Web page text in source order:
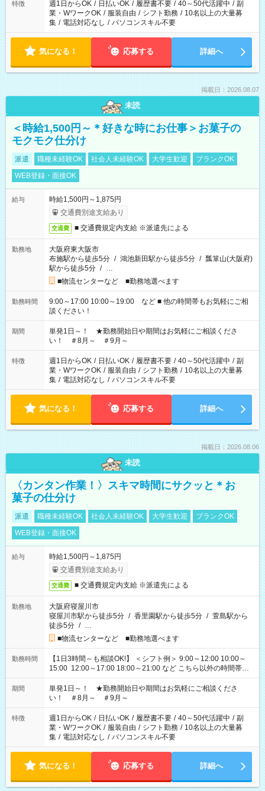
特徴 週1日からOK / 日払いOK / 履歴書不要 / 40～50代活躍中 / 副
業・WワークOK / 服装自由 / シフト勤務 / 10名以上の大量募
集 / 電話対応なし / パソコンスキル不要
気になる！ 応募する 詳細へ
掲載日：2026.08.07
未読
＜時給1,500円～＊好きな時にお仕事＞お菓子の
モクモク仕分け
派遣 職種未経験OK 社会人未経験OK 大学生歓迎
ブランクOK
WEB登録・面接OK
給与
時給1,500円～1,875円
交通費別途支給あり
交通費 ■ 交通費規定内支給 ※派遣先による
勤務地
大阪府東大阪市
布施駅から徒歩5分 / 鴻池新田駅から徒歩5分 / 瓢箪山(大阪府)
駅から徒歩5分 / …
■物流センターなど ■勤務地選べます
勤務時間
9:00～17:00 10:00～19:00 など ■ 他の時間帯もお気軽にご相
談ください！
期間
単発1日～！ ★勤務開始日や期間はお気軽にご相談くださ
い！ ＃8月～ ＃9月～
特徴 週1日からOK / 日払いOK / 履歴書不要 / 40～50代活躍中 / 副
業・WワークOK / 服装自由 / シフト勤務 / 10名以上の大量募
集 / 電話対応なし / パソコンスキル不要
気になる！ 応募する 詳細へ
掲載日：2026.08.06
未読
〈カンタン作業！〉スキマ時間にサクッと＊お
菓子の仕分け
派遣 職種未経験OK 社会人未経験OK 大学生歓迎
ブランクOK
WEB登録・面接OK
給与
時給1,500円～1,875円
交通費別途支給あり
交通費 ■ 交通費規定内支給 ※派遣先による
勤務地
大阪府寝屋川市
寝屋川市駅から徒歩5分 / 香里園駅から徒歩5分 / 萱島駅から
徒歩5分 / …
■物流センターなど ■勤務地選べます
勤務時間
【1日3時間～も相談OK!】 ＜シフト例＞ 9:00～12:00 10:00～
15:00 12:00～17:00 18:00～21:00 など こちら以外の時間帯も
お気軽にご相談ください！
期間
単発1日～！ ★勤務開始日や期間はお気軽にご相談くださ
い！ ＃8月～ ＃9月～
特徴 週1日からOK / 日払いOK / 履歴書不要 / 40～50代活躍中 / 副
業・WワークOK / 服装自由 / シフト勤務 / 10名以上の大量募
集 / 電話対応なし / パソコンスキル不要
気になる！ 応募する 詳細へ